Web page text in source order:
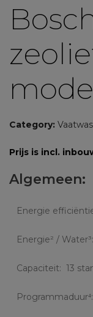
Category:
Prijs is incl.
Algemeen:
Energie
Energie² /
Capaciteit: 13